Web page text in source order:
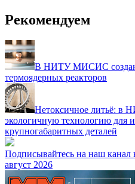
Рекомендуем
В НИТУ МИСИС
термоядерных реакторов
Нетоксичное литьё:
экологичную технологию для
крупногабаритных деталей
Подписывайтесь на наш канал
август 2026